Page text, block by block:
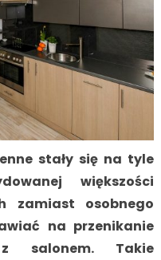
stały się na tyle
większości
zamiast osobnego
na przenikanie
z salonem. Takie